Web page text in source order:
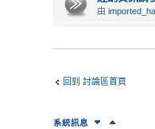
由
回到 討論區首頁
系統訊息